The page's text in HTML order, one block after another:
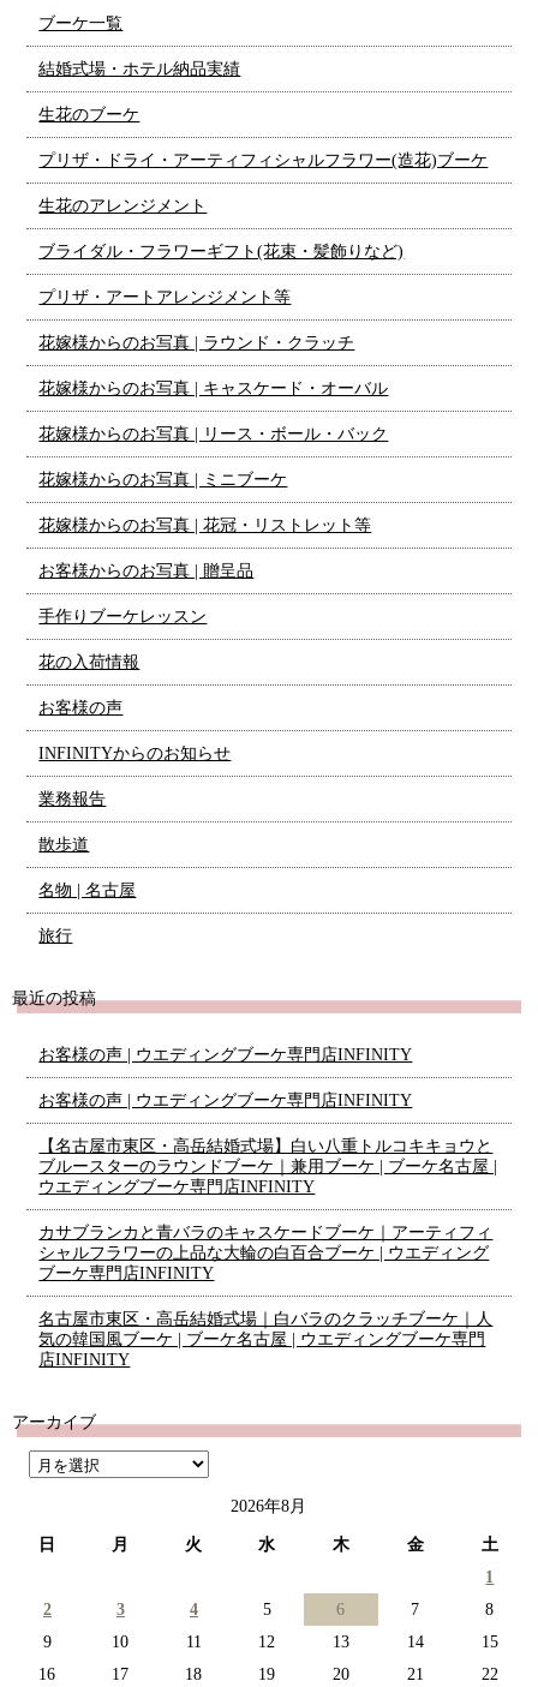
ブーケ一覧
結婚式場・ホテル納品実績
生花のブーケ
プリザ・ドライ・アーティフィシャルフラワー(造花)ブーケ
生花のアレンジメント
ブライダル・フラワーギフト(花束・髪飾りなど)
プリザ・アートアレンジメント等
花嫁様からのお写真 | ラウンド・クラッチ
花嫁様からのお写真 | キャスケード・オーバル
花嫁様からのお写真 | リース・ボール・バック
花嫁様からのお写真 | ミニブーケ
花嫁様からのお写真 | 花冠・リストレット等
お客様からのお写真 | 贈呈品
手作りブーケレッスン
花の入荷情報
お客様の声
INFINITYからのお知らせ
業務報告
散歩道
名物 | 名古屋
旅行
最近の投稿
お客様の声 | ウエディングブーケ専門店INFINITY
お客様の声 | ウエディングブーケ専門店INFINITY
【名古屋市東区・高岳結婚式場】白い八重トルコキキョウと
ブルースターのラウンドブーケ｜兼用ブーケ | ブーケ名古屋 |
ウエディングブーケ専門店INFINITY
カサブランカと青バラのキャスケードブーケ｜アーティフィ
シャルフラワーの上品な大輪の白百合ブーケ | ウエディング
ブーケ専門店INFINITY
名古屋市東区・高岳結婚式場｜白バラのクラッチブーケ｜人
気の韓国風ブーケ | ブーケ名古屋 | ウエディングブーケ専門
店INFINITY
アーカイブ
2026年8月
日 月 火 水 木 金
土
1
2
3 4 5 6 7
8
9
10 11 12 13 14
15
16
17 18 19 20 21 22